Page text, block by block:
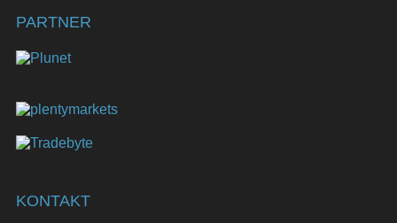
PARTNER
KONTAKT